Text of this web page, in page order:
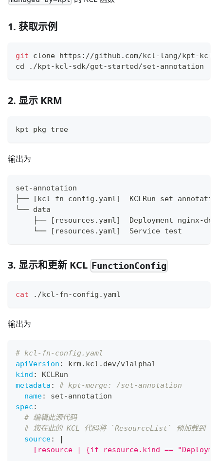
1. 获取示例
git clone https://github.com/kcl-lang/kpt-
cd ./kpt-kcl-sdk/get-started/set-annotation
2. 显示 KRM
kpt pkg tree
输出为
set-annotation
├──
[kcl-fn-config.yaml]
KCLRun set-
└── data
    ├──
[ resources.yaml]
Deployment nginx-
    └──
[ resources.yaml]
  Service
test
3. 显示和更新 KCL FunctionConfig
cat ./kcl-fn-config.yaml
输出为
# kcl-fn-config.yaml
apiVersion :
krm.kcl.dev/v1alpha1
kind :
KCLRun
metadata :
# kpt-merge: /set-annotation
name: set-annotation
spec :
# 编辑此源代码
# 您在此的 KCL 代码将 `ResourceList` 预加载
source:
|
[resource | {if resource.kind ==